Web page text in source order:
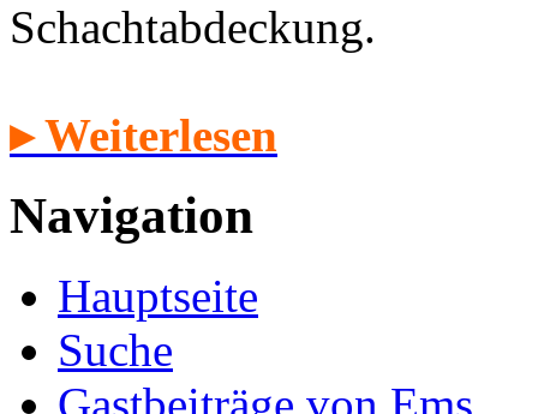
Schachtabdeckung.
▸ Weiterlesen
Navigation
Hauptseite
Suche
Gastbeiträge von Ems